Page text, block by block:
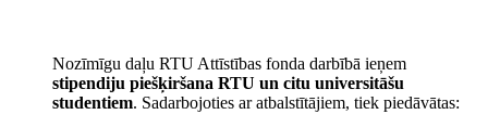
Nozīmīgu daļu RTU Attīstības fonda darbībā ieņem
stipendiju piešķiršana RTU un citu universitāšu
studentiem. Sadarbojoties ar atbalstītājiem, tiek piedāvātas: